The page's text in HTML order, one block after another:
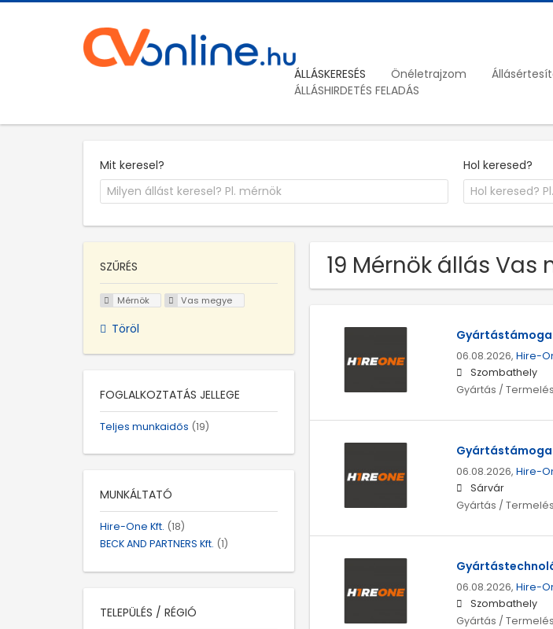
ÁLLÁSKERESÉS Önéletrajzom
ÁLLÁSHIRDETÉS FELADÁS
Mit keresel? Hol keresed?
19 Mérnök állás
06.08.2026, Hire-
Szombathely
Gyártás /
06.08.2026, Hire-
Sárvár
Gyártás /
06.08.2026, Hire-
Szombathely
Gyártás /
SZŰRÉS
Mérnök Vas megye
Töröl
FOGLALKOZTATÁS JELLEGE
Teljes munkaidős (19)
MUNKÁLTATÓ
Hire-One Kft. (18)
BECK AND PARTNERS Kft. (1)
TELEPÜLÉS / RÉGIÓ